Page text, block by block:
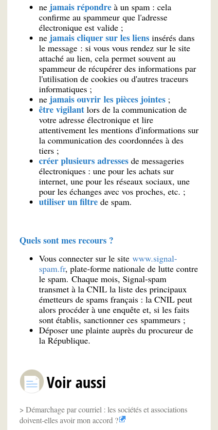
ne jamais répondre à un spam : cela
confirme au spammeur que l'adresse
électronique est valide ;
ne jamais cliquer sur les liens insérés dans
le message : si vous vous rendez sur le site
attaché au lien, cela permet souvent au
spammeur de récupérer des informations par
l'utilisation de cookies ou d'autres traceurs
informatiques ;
ne jamais ouvrir les pièces jointes ;
être vigilant lors de la communication de
votre adresse électronique et lire
attentivement les mentions d'informations sur
la communication des coordonnées à des
tiers ;
créer plusieurs adresses de messageries
électroniques : une pour les achats sur
internet, une pour les réseaux sociaux, une
pour les échanges avec vos proches, etc. ;
utiliser un filtre de spam.
Quels sont mes recours ?
Vous connecter sur le site www.signal-
spam.fr, plate-forme nationale de lutte contre
le spam. Chaque mois, Signal-spam
transmet à la CNIL la liste des principaux
émetteurs de spams français : la CNIL peut
alors procéder à une enquête et, si les faits
sont établis, sanctionner ces spammeurs ;
Déposer une plainte auprès du procureur de
la République.
Voir aussi
Démarchage par courriel : les sociétés et associations
doivent-elles avoir mon accord ?